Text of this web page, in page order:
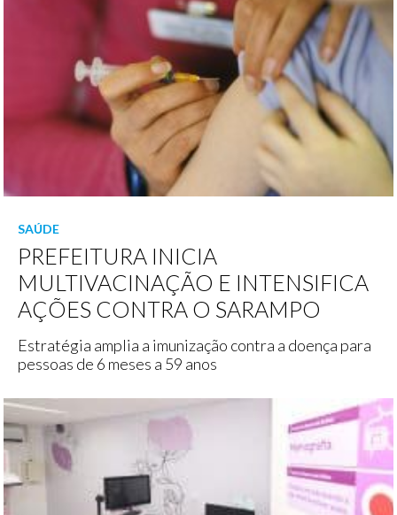
SAÚDE
PREFEITURA INICIA
MULTIVACINAÇÃO E INTENSIFICA
AÇÕES CONTRA O SARAMPO
Estratégia amplia a imunização contra a doença para
pessoas de 6 meses a 59 anos